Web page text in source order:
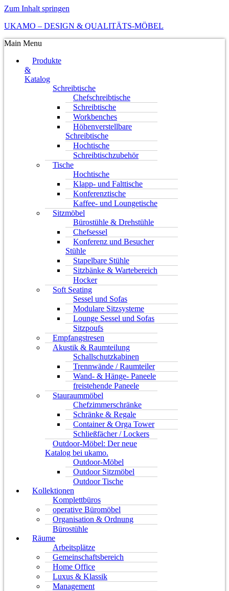
Zum Inhalt springen
UKAMO – DESIGN & QUALITÄTS-MÖBEL
Main Menu
Produkte
&
Katalog
Schreibtische
Chefschreibtische
Schreibtische
Workbenches
Höhenverstellbare
Schreibtische
Hochtische
Schreibtischzubehör
Tische
Hochtische
Klapp- und Falttische
Konferenztische
Kaffee- und Loungetische
Sitzmöbel
Bürostühle & Drehstühle
Chefsessel
Konferenz und Besucher
Stühle
Stapelbare Stühle
Sitzbänke & Wartebereich
Hocker
Soft Seating
Sessel und Sofas
Modulare Sitzsysteme
Lounge Sessel und Sofas
Sitzpoufs
Empfangstresen
Akustik & Raumteilung
Schallschutzkabinen
Trennwände / Raumteiler
Wand- & Hänge- Paneele
freistehende Paneele
Stauraummöbel
Chefzimmerschränke
Schränke & Regale
Container & Orga Tower
Schließfächer / Lockers
Outdoor-Möbel: Der neue
Katalog bei ukamo.
Outdoor-Möbel
Outdoor Sitzmöbel
Outdoor Tische
Kollektionen
Komplettbüros
operative Büromöbel
Organisation & Ordnung
Bürostühle
Räume
Arbeitsplätze
Gemeinschaftsbereich
Home Office
Luxus & Klassik
Management